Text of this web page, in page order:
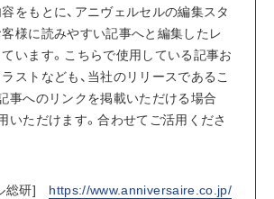
をもとに、アニヴェルセルの編集スタ
様に読みやすい記事へと編集したレ
います。こちらで使用している記事お
ストなども、当社のリリースであるこ
事へのリンクを掲載いただける場合
いただけます。合わせてご活用くださ
総研] https://www.anniversaire.co.jp/